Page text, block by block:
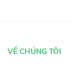
VỀ CHÚNG TÔI